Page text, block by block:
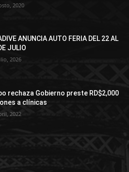
2020
ANUNCIA AUTO FERIA DEL 22 AL
JULIO
2026
rechaza Gobierno preste RD$2,000
a clínicas
2022